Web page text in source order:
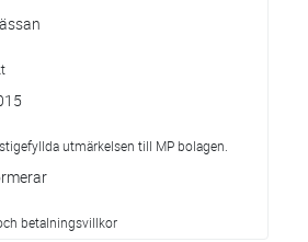
utmärkelsen till MP bolagen.
betalningsvillkor